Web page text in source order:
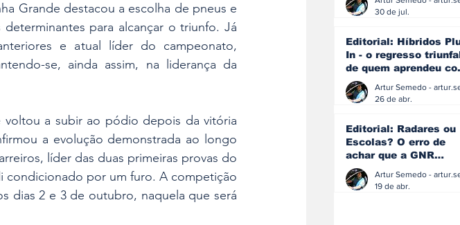
Grande destacou a escolha de pneus e
para alcançar o triunfo. Já
e atual líder do campeonato,
se, ainda assim, na liderança da
a subir ao pódio depois da vitória
a evolução demonstrada ao longo
líder das duas primeiras provas do
condicionado por um furo. A competição
dias 2 e 3 de outubro, naquela que será
que muitos decidiram
30 de jul.
Editorial: Híbridos
In - o regresso
de quem aprendeu
os erros do passado
26 de abr.
Editorial: Radares ou
Escolas? O erro de
achar que a GNR
resolve o que a
educação falhou
19 de abr.